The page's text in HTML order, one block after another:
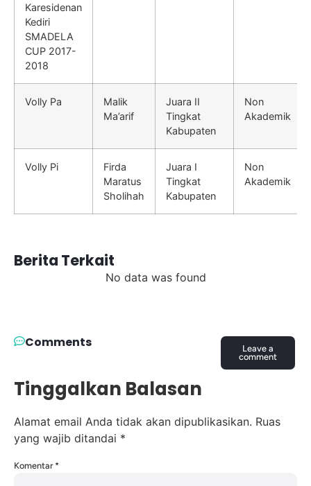
Karesidenan
Kediri
SMADELA
CUP 2017-
2018
Volly Pa
Malik
Ma’arif
Juara II
Tingkat
Kabupaten
Non
Akademik
Volly Pi
Firda
Maratus
Sholihah
Juara I
Tingkat
Kabupaten
Non
Akademik
Berita Terkait
No data was found
Comments
Leave a
comment
Tinggalkan Balasan
Alamat email Anda tidak akan dipublikasikan. Ruas
yang wajib ditandai *
Komentar *